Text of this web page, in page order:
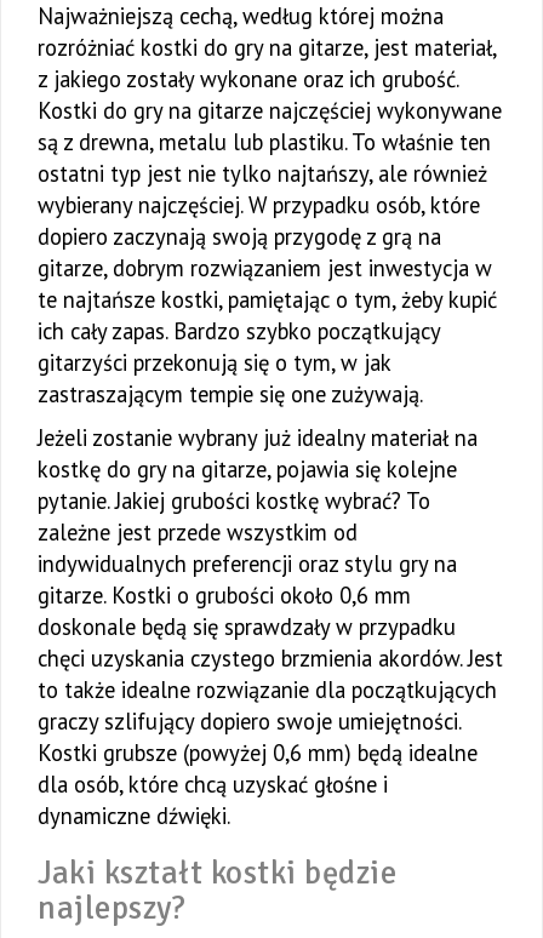
Najważniejszą cechą, według której można
rozróżniać kostki do gry na gitarze, jest materiał,
z jakiego zostały wykonane oraz ich grubość.
Kostki do gry na gitarze najczęściej wykonywane
są z drewna, metalu lub plastiku. To właśnie ten
ostatni typ jest nie tylko najtańszy, ale również
wybierany najczęściej. W przypadku osób, które
dopiero zaczynają swoją przygodę z grą na
gitarze, dobrym rozwiązaniem jest inwestycja w
te najtańsze kostki, pamiętając o tym, żeby kupić
ich cały zapas. Bardzo szybko początkujący
gitarzyści przekonują się o tym, w jak
zastraszającym tempie się one zużywają.
Jeżeli zostanie wybrany już idealny materiał na
kostkę do gry na gitarze, pojawia się kolejne
pytanie. Jakiej grubości kostkę wybrać? To
zależne jest przede wszystkim od
indywidualnych preferencji oraz stylu gry na
gitarze. Kostki o grubości około 0,6 mm
doskonale będą się sprawdzały w przypadku
chęci uzyskania czystego brzmienia akordów. Jest
to także idealne rozwiązanie dla początkujących
graczy szlifujący dopiero swoje umiejętności.
Kostki grubsze (powyżej 0,6 mm) będą idealne
dla osób, które chcą uzyskać głośne i
dynamiczne dźwięki.
Jaki kształt kostki będzie
najlepszy?